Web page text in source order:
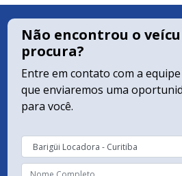
Não encontrou o
procura?
Entre em contato com a
que enviaremos uma
para você.